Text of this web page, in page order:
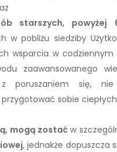
starszych, powyżej
w pobliżu siedziby
wsparcia w codziennym
zaawansowanego
z poruszaniem się,
sobie ciepłych
mogą zostaćw
, jednakże dopuszcza